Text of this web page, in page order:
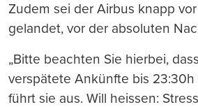
Zudem sei der Airbus knapp
gelandet, vor der absoluten
„Bitte beachten Sie hierbei,
verspätete Ankünfte bis 23:30h
führt sie aus. Will heissen: